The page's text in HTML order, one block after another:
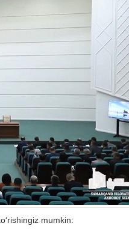
mumkin: